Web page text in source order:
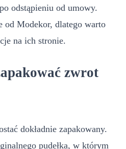
odstąpieniu od umowy.
od Modekor, dlatego warto
na ich stronie.
zwrot
dokładnie zapakowany.
pudełka, w którym